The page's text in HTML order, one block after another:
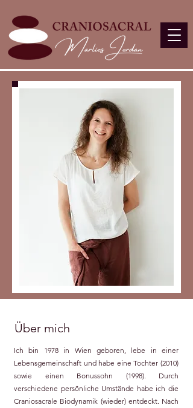
Über mich
Ich bin 1978 in Wien geboren, lebe in einer
Lebensgemeinschaft und habe eine Tochter (2010)
sowie einen Bonussohn (1998). Durch
verschiedene persönliche Umstände habe ich die
Craniosacrale Biodynamik (wieder) entdeckt. Nach